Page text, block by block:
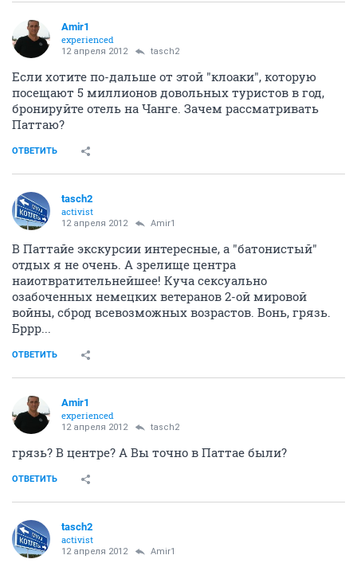
Amir1
experienced
12 апреля 2012 tasch2
Если хотите по-дальше от этой "клоаки", которую
посещают 5 миллионов довольных туристов в год,
бронируйте отель на Чанге. Зачем рассматривать
Паттаю?
ОТВЕТИТЬ
tasch2
activist
12 апреля 2012 Amir1
В Паттайе экскурсии интересные, а "батонистый"
отдых я не очень. А зрелище центра
наиотвратительнейшее! Куча сексуально
озабоченных немецких ветеранов 2-ой мировой
войны, сброд всевозможных возрастов. Вонь, грязь.
Бррр...
ОТВЕТИТЬ
Amir1
experienced
12 апреля 2012 tasch2
грязь? В центре? А Вы точно в Паттае были?
ОТВЕТИТЬ
tasch2
activist
12 апреля 2012 Amir1